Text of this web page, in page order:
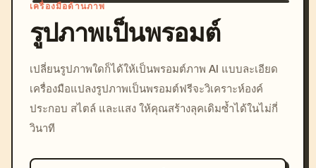
c, cyberpunk sunset, neon
colors, 8k --v 6.0
เครื่องมือด้านภาพ
รูปภาพเป็นพรอมต์
เปลี่ยนรูปภาพใดก็ได้ให้เป็นพรอมต์ภาพ AI แบบละเอียด
เครื่องมือแปลงรูปภาพเป็นพรอมต์ฟรีจะวิเคราะห์องค์
ประกอบ สไตล์ และแสง ให้คุณสร้างลุคเดิมซ้ำได้ในไม่กี่
วินาที